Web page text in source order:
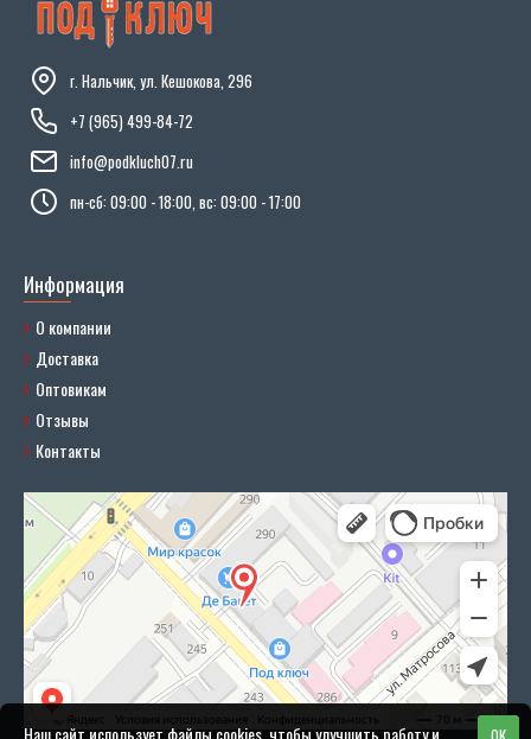
г. Нальчик, ул. Кешокова, 296
+7 (965) 499-84-72
info@podkluch07.ru
пн-сб: 09:00 - 18:00, вс: 09:00 - 17:00
Информация
О компании
Доставка
Оптовикам
Отзывы
Контакты
Наш сайт использует файлы cookies, чтобы улучшить работу и